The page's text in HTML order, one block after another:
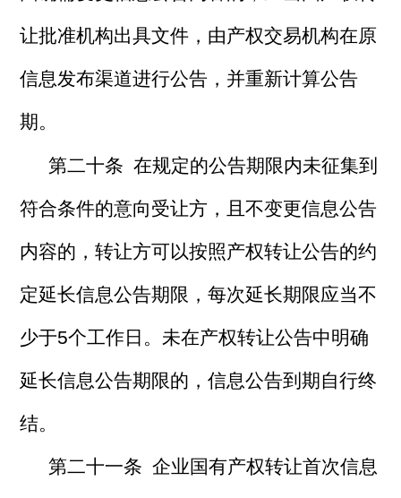
让批准机构出具文件，由产权交易机构在原
信息发布渠道进行公告，并重新计算公告
期。
第二十条 在规定的公告期限内未征集到
符合条件的意向受让方，且不变更信息公告
内容的，转让方可以按照产权转让公告的约
定延长信息公告期限，每次延长期限应当不
少于5个工作日。未在产权转让公告中明确
延长信息公告期限的，信息公告到期自行终
结。
第二十一条 企业国有产权转让首次信息